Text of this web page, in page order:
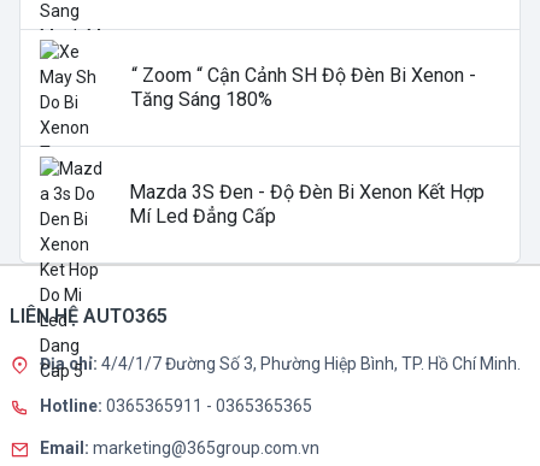
“ Zoom “ Cận Cảnh SH Độ Đèn Bi Xenon -
Tăng Sáng 180%
Mazda 3S Đen - Độ Đèn Bi Xenon Kết Hợp
Mí Led Đẳng Cấp
LIÊN HỆ AUTO365
Địa chỉ: 4/4/1/7 Đường Số 3, Phường Hiệp Bình, TP. Hồ Chí Minh.
Hotline: 0365365911 - 0365365365
Email: marketing@365group.com.vn